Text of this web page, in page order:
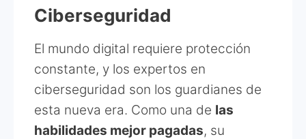
Ciberseguridad
El mundo digital requiere protección
constante, y los expertos en
ciberseguridad son los guardianes de
esta nueva era. Como una de las
habilidades mejor pagadas, su